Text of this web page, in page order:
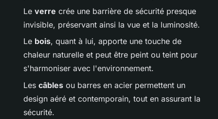
Le verre crée une barrière de sécurité presque
invisible, préservant ainsi la vue et la luminosité.
Le bois, quant à lui, apporte une touche de
chaleur naturelle et peut être peint ou teint pour
s'harmoniser avec l'environnement.
Les câbles ou barres en acier permettent un
design aéré et contemporain, tout en assurant la
sécurité.